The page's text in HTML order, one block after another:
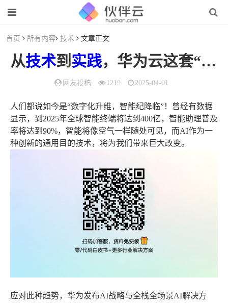
首页 所有内容 技术 文章正文
从技术到 实践，华为云这套“组合拳”很 6！
网友投稿 1219 2025-04-01
人们都说如今是“数字化升维，智能纪降临”！曾经有数据
显示，到2025年全球智能终端将达到400亿，智能助理普及
率将达到90%，智能将像空气一样随处可见，而AI作为一
种创新的通用目的技术，将为我们带来巨大改变。
应对此种趋势，华为发布AI战略与全栈全场景AI解决方